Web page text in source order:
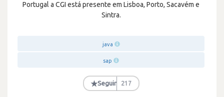
Portugal a CGI está presente em Lisboa, Porto, Sacavém e
Sintra.
java
sap
★Seguir 217